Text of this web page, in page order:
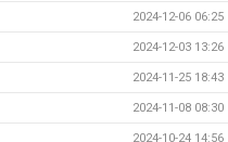
2024-12-06 06:25
2024-12-03 13:26
2024-11-25 18:43
2024-11-08 08:30
2024-10-24 14:56